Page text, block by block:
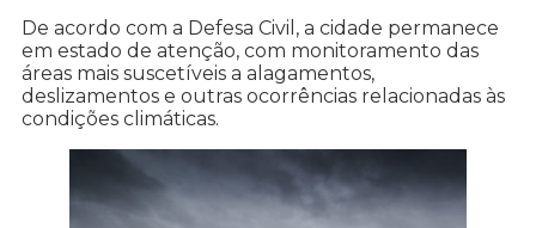
De acordo com a Defesa Civil, a cidade permanece
em estado de atenção, com monitoramento das
áreas mais suscetíveis a alagamentos,
deslizamentos e outras ocorrências relacionadas às
condições climáticas.